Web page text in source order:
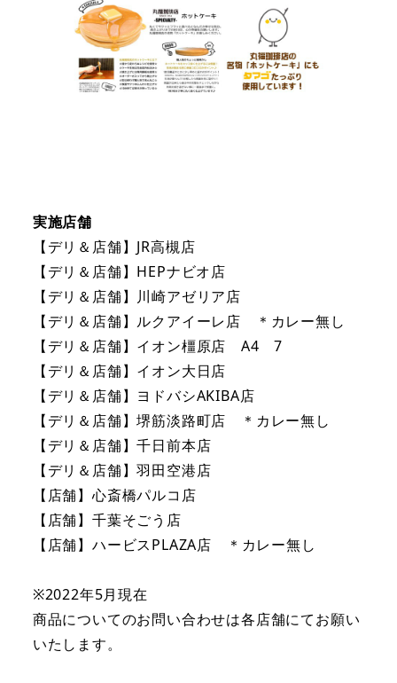
実施店舗
【デリ＆店舗】JR高槻店
【デリ＆店舗】HEPナビオ店
【デリ＆店舗】川崎アゼリア店
【デリ＆店舗】ルクアイーレ店 ＊カレー無し
【デリ＆店舗】イオン橿原店 A4 7
【デリ＆店舗】イオン大日店
【デリ＆店舗】ヨドバシAKIBA店
【デリ＆店舗】堺筋淡路町店 ＊カレー無し
【デリ＆店舗】千日前本店
【デリ＆店舗】羽田空港店
【店舗】心斎橋パルコ店
【店舗】千葉そごう店
【店舗】ハービスPLAZA店 ＊カレー無し
※2022年5月現在
商品についてのお問い合わせは各店舗にてお願い
いたします。